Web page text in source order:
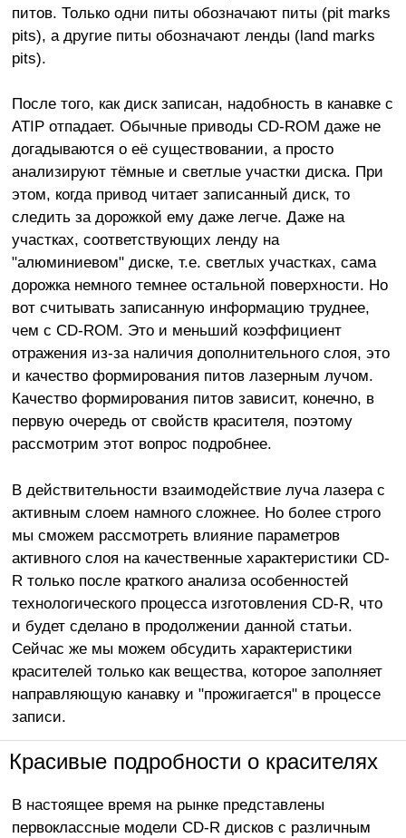
питов. Только одни питы обозначают питы (pit marks
pits), а другие питы обозначают ленды (land marks
pits).
После того, как диск записан, надобность в канавке с
ATIP отпадает. Обычные приводы CD-ROM даже не
догадываются о её существовании, а просто
анализируют тёмные и светлые участки диска. При
этом, когда привод читает записанный диск, то
следить за дорожкой ему даже легче. Даже на
участках, соответствующих ленду на
"алюминиевом" диске, т.е. светлых участках, сама
дорожка немного темнее остальной поверхности. Но
вот считывать записанную информацию труднее,
чем с CD-ROM. Это и меньший коэффициент
отражения из-за наличия дополнительного слоя, это
и качество формирования питов лазерным лучом.
Качество формирования питов зависит, конечно, в
первую очередь от свойств красителя, поэтому
рассмотрим этот вопрос подробнее.
В действительности взаимодействие луча лазера с
активным слоем намного сложнее. Но более строго
мы сможем рассмотреть влияние параметров
активного слоя на качественные характеристики CD-
R только после краткого анализа особенностей
технологического процесса изготовления CD-R, что
и будет сделано в продолжении данной статьи.
Сейчас же мы можем обсудить характеристики
красителей только как вещества, которое заполняет
направляющую канавку и "прожигается" в процессе
записи.
Красивые подробности о красителях
В настоящее время на рынке представлены
первоклассные модели CD-R дисков с различным